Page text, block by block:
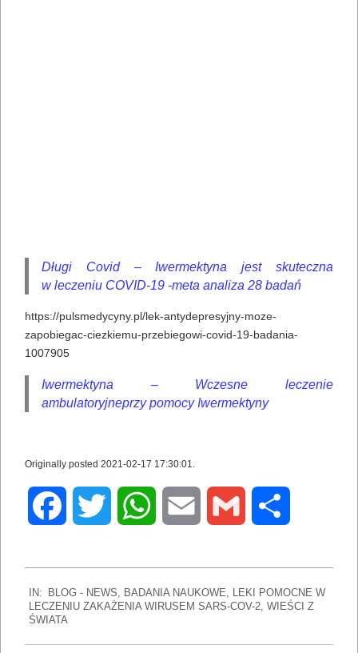
Długi Covid – Iwermektyna jest skuteczna
w leczeniu COVID-19 -meta analiza 28 badań
https://pulsmedycyny.pl/lek-antydepresyjny-moze-
zapobiegac-ciezkiemu-przebiegowi-covid-19-badania-
1007905
Iwermektyna – Wczesne leczenie
ambulatoryjneprzy pomocy Iwermektyny
Originally posted 2021-02-17 17:30:01.
07-
16
IN: BLOG - NEWS, BADANIA NAUKOWE, LEKI POMOCNE W
LECZENIU ZAKAŻENIA WIRUSEM SARS-COV-2, WIEŚCI Z
ŚWIATA